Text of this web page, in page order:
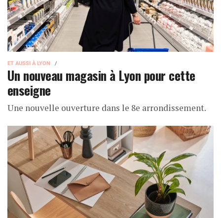
ET AUSSI À LYON
Un nouveau magasin à Lyon pour cette
enseigne
Une nouvelle ouverture dans le 8e arrondissement.